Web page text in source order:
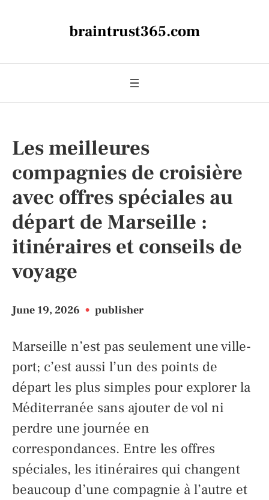
braintrust365.com
Les meilleures
compagnies de croisière
avec offres spéciales au
départ de Marseille :
itinéraires et conseils de
voyage
June 19, 2026 • publisher
Marseille n’est pas seulement une ville-
port; c’est aussi l’un des points de
départ les plus simples pour explorer la
Méditerranée sans ajouter de vol ni
perdre une journée en
correspondances. Entre les offres
spéciales, les itinéraires qui changent
beaucoup d’une compagnie à l’autre et